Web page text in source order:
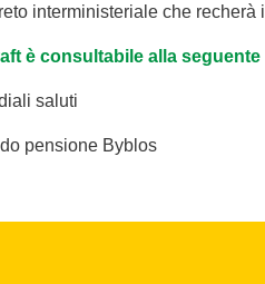
interministeriale che recherà
è consultabile alla seguente
saluti
pensione Byblos